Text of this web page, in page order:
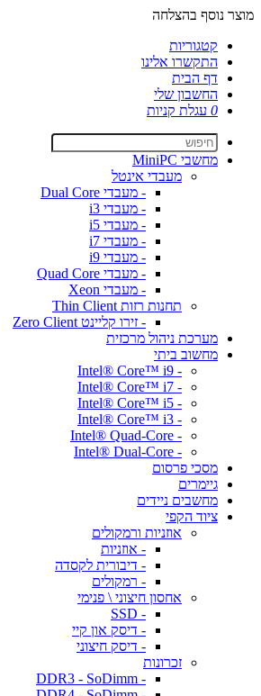
מוצר נוסף בהצלחה
קטגוריות
התקשרו אלינו
דף הבית
החשבון שלי
0 עגלת קניות
מחשבי MiniPC
מעבדי אינטל
- מעבדי Dual Core
- מעבדי i3
- מעבדי i5
- מעבדי i7
- מעבדי i9
- מעבדי Quad Core
- מעבדי Xeon
תחנות רזות Thin Client
- זירו קליינט Zero Client
מערכת ניהול מרכזית
מחשוב ביתי
- Intel® Core™ i9
- Intel® Core™ i7
- Intel® Core™ i5
- Intel® Core™ i3
- Intel® Quad-Core
- Intel® Dual-Core
מסכי פרסום
גיימרים
מחשבים ניידים
ציוד הקפי
אוזניות ורמקולים
- אוזניות
- דיבורית לקסדה
- רמקולים
אחסון חיצוני \ פנימי
- SSD
- דיסק און קיי
- דיסק חיצוני
זכרונות
- DDR3 - SoDimm